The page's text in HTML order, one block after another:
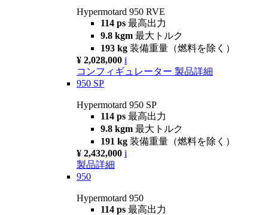
Hypermotard 950 RVE
114 ps 最高出力
9.8 kgm 最大トルク
193 kg 装備重量（燃料を除く）
¥ 2,028,000 i
コンフィギュレーター 製品詳細
950 SP
Hypermotard 950 SP
114 ps 最高出力
9.8 kgm 最大トルク
191 kg 装備重量（燃料を除く）
¥ 2,432,000 i
製品詳細
950
Hypermotard 950
114 ps 最高出力